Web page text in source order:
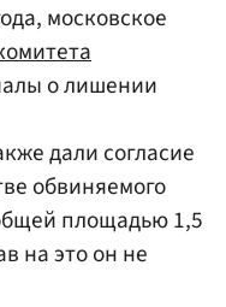
московское
о лишении
дали согласие
обвиняемого
площадью 1,5
на это он не